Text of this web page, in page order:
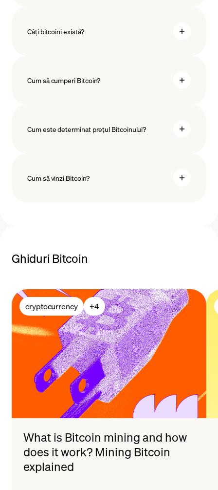
Câți bitcoini există?
Cum să cumperi Bitcoin?
Cum este determinat prețul Bitcoinului?
Cum să vinzi Bitcoin?
Ghiduri Bitcoin
cryptocurrency +4
What is Bitcoin mining and how
does it work? Mining Bitcoin
explained